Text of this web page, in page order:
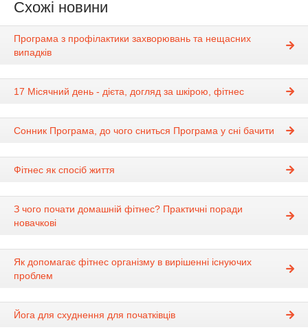
Схожі новини
Програма з профілактики захворювань та нещасних
випадків
17 Місячний день - дієта, догляд за шкірою, фітнес
Сонник Програма, до чого сниться Програма у сні бачити
Фітнес як спосіб життя
З чого почати домашній фітнес? Практичні поради
новачкові
Як допомагає фітнес організму в вирішенні існуючих
проблем
Йога для схуднення для початківців